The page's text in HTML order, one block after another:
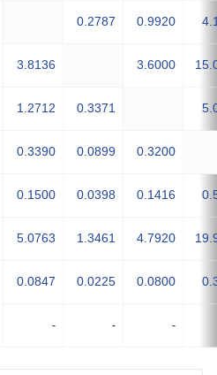
0.2787 0.9920
3.8136 3.6000
1.2712 0.3371
0.3390 0.0899 0.3200
0.1500 0.0398 0.1416
5.0763 1.3461 4.7920
0.0847 0.0225 0.0800
- - -